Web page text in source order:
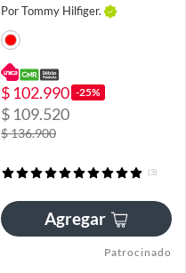
Por Tommy Hilfiger.
$ 102.990 -25%
$ 109.520
$ 136.900
(3)
Agregar
Patrocinado